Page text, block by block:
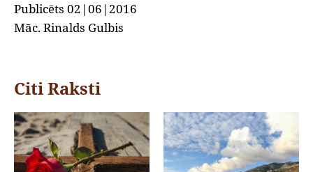
Publicēts 02|06|2016
Māc. Rinalds Gulbis
Citi Raksti